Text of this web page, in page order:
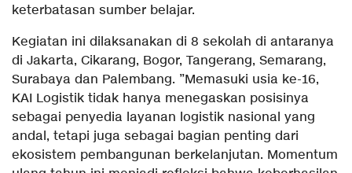
keterbatasan sumber belajar.
Kegiatan ini dilaksanakan di 8 sekolah di antaranya
di Jakarta, Cikarang, Bogor, Tangerang, Semarang,
Surabaya dan Palembang. ”Memasuki usia ke-16,
KAI Logistik tidak hanya menegaskan posisinya
sebagai penyedia layanan logistik nasional yang
andal, tetapi juga sebagai bagian penting dari
ekosistem pembangunan berkelanjutan. Momentum